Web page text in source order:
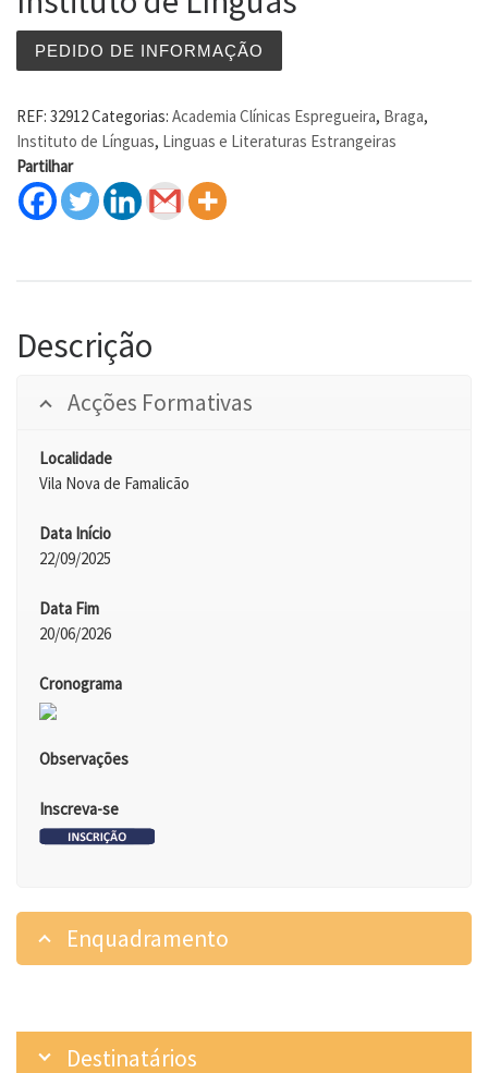
PEDIDO DE INFORMAÇÃO
REF: 32912Categorias: Academia Clínicas Espregueira, Braga,
Instituto de Línguas, Linguas e Literaturas Estrangeiras
Partilhar
Descrição
Acções Formativas
Localidade
Vila Nova de Famalicão
Data Início
22/09/2025
Data Fim
20/06/2026
Cronograma
Observações
Inscreva-se
Enquadramento
Destinatários